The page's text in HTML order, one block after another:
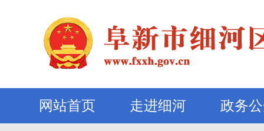
网站首页 走进细河 政务